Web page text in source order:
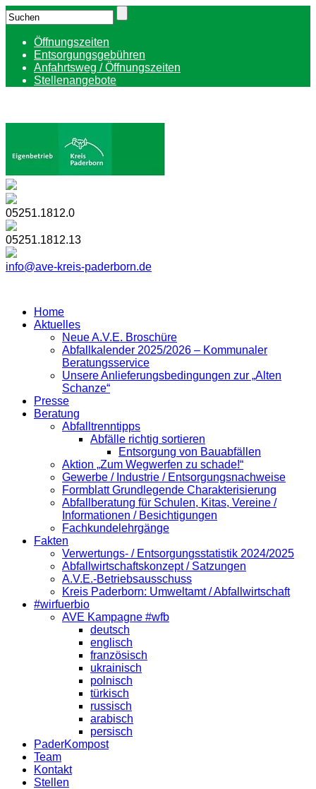
Öffnungszeiten
Entsorgungsgebühren
Anfahrtsweg / Öffnungszeiten
Stellenangebote
05251.1812.0
05251.1812.13
info@ave-kreis-paderborn.de
Home
Aktuelles
Neue A.V.E. Broschüre
Abfallkalender 2025/2026 – Kommunaler
Beratungsservice
Unsere Anlieferungsbedingungen zur „Alten
Schanze“
Presse
Beratung
Abfalltrenntipps
Abfälle richtig sortieren
Entsorgung von Bauabfällen
Aktion „Zum Wegwerfen zu schade!“
Gewerbe / Industrie / Entsorgungsnachweise
Formblatt Grundlegende Charakterisierung
Abfallberatung für Schulen, Kitas, Vereine /
Informationen / Besichtigungen
Fachkundelehrgänge
Fakten
Verwertungs- / Entsorgungsstatistik 2024/2025
Abfallwirtschaftskonzept / Satzungen
A.V.E.-Betriebsausschuss
Kreis Paderborn: Umweltamt / Abfallwirtschaft
#wirfuerbio
AVE Kampagne #wfb
deutsch
englisch
französisch
ukrainisch
polnisch
türkisch
russisch
arabisch
persisch
PaderKompost
Team
Kontakt
Stellen